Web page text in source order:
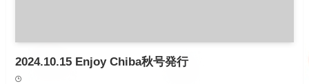
2024.10.15 Enjoy Chiba秋号発行